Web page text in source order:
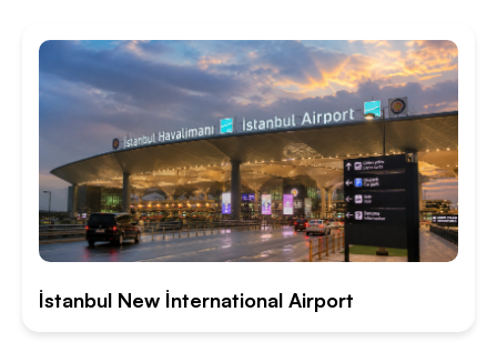
İstanbul New İnternational Airport